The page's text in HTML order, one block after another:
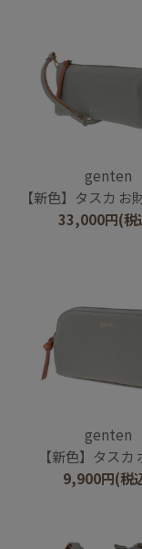
genten
【新色】タスカ お財布シ
33,000円(税
genten
【新色】タスカ
9,900円(税